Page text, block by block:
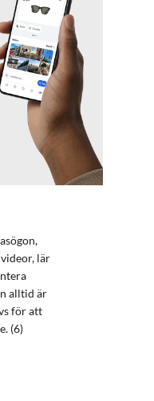
lär
alltid är
för att
(6)